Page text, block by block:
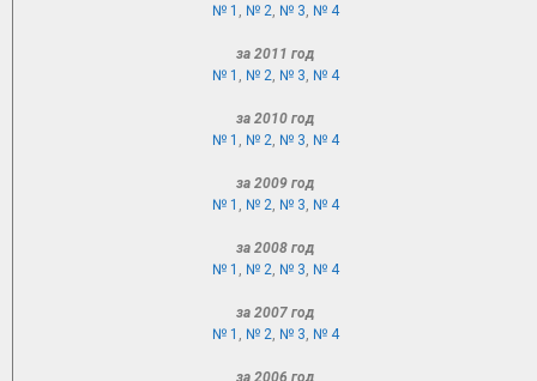
№ 1
№ 2 № 3 № 4
за 2011 год
№ 1
№ 2 № 3 № 4
за 2010 год
№ 1
№ 2 № 3 № 4
за 2009 год
№ 1
№ 2 № 3 № 4
за 2008 год
№ 1
№ 2 № 3 № 4
за 2007 год
№ 1
№ 2 № 3 № 4
за 2006 год